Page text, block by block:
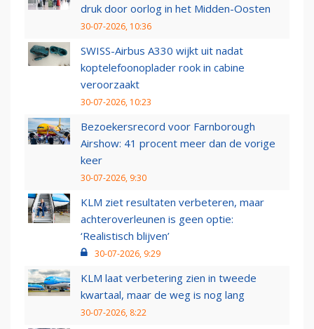
druk door oorlog in het Midden-Oosten
30-07-2026, 10:36
SWISS-Airbus A330 wijkt uit nadat
koptelefoonoplader rook in cabine
veroorzaakt
30-07-2026, 10:23
Bezoekersrecord voor Farnborough
Airshow: 41 procent meer dan de vorige
keer
30-07-2026, 9:30
KLM ziet resultaten verbeteren, maar
achteroverleunen is geen optie:
‘Realistisch blijven’
30-07-2026, 9:29
KLM laat verbetering zien in tweede
kwartaal, maar de weg is nog lang
30-07-2026, 8:22